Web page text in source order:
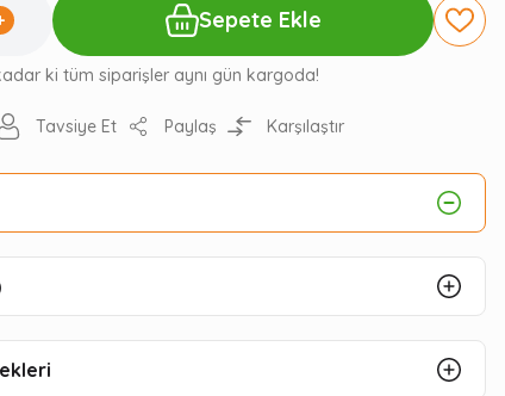
Sepete Ekle
ki tüm siparişler aynı gün kargoda!
Tavsiye Et Paylaş Karşılaştır